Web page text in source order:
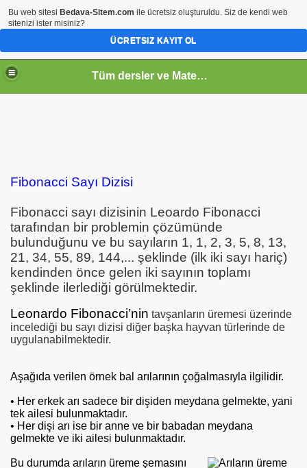
Tüm dersler ve Matematik
Fibonacci Sayı Dizisi
Fibonacci sayı dizisinin Leoardo Fibonacci
tarafından bir problemin çözümünde
bulunduğunu ve bu sayıların 1, 1, 2, 3, 5, 8, 13,
21, 34, 55, 89, 144,... şeklinde (ilk iki sayı hariç)
kendinden önce gelen iki sayının toplamı
şeklinde ilerlediği görülmektedir.
Leonardo Fibonacci’nin tavşanların üremesi üzerinde
incelediği bu sayı dizisi diğer başka hayvan türlerinde de
uygulanabilmektedir.
Aşağıda verilen örnek bal arılarının çoğalmasıyla ilgilidir.
• Her erkek arı sadece bir dişiden meydana gelmekte, yani
tek ailesi bulunmaktadır.
• Her dişi arı ise bir anne ve bir babadan meydana
gelmekte ve iki ailesi bulunmaktadır.
Bu durumda arıların üreme şemasını
Bu web sitesi Bedava-Sitem.com ile ücretsiz oluşturuldu. Siz de kendi web
sitenizi ister misiniz?
ÜCRETSIZ KAYIT OL